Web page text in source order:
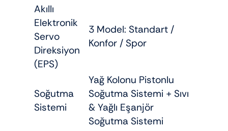
Akıllı
Elektronik
Servo
Direksiyon
(EPS)
3 Model: Standart /
Konfor / Spor
Soğutma
Sistemi
Yağ Kolonu Pistonlu
Soğutma Sistemi + Sıvı
& Yağlı Eşanjör
Soğutma Sistemi